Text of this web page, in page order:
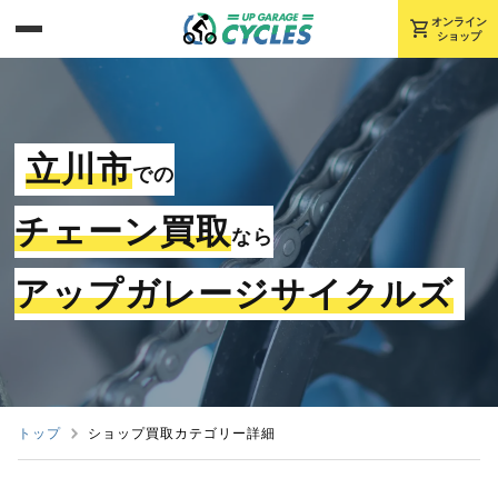
shopping_cart オンライン
ショップ
立川市での
チェーン買取なら
アップガレージサイクルズ
トップ ショップ買取カテゴリー詳細